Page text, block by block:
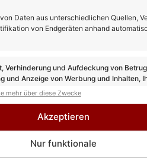
Daten aus unterschiedlichen Quellen,
von Endgeräten anhand
Verhinderung und Aufdeckung von
und Anzeige von Werbung und Inhalten,
speichern und übermitteln.
mehr über diese Zwecke
Akzeptieren
Nur funktionale
Show“ in
Fotos der